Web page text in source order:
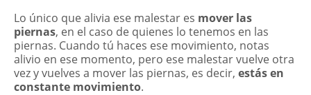
Lo único que alivia ese malestar es mover las
piernas, en el caso de quienes lo tenemos en las
piernas. Cuando tú haces ese movimiento, notas
alivio en ese momento, pero ese malestar vuelve otra
vez y vuelves a mover las piernas, es decir, estás en
constante movimiento.